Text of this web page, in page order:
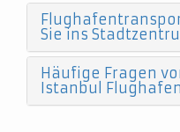
Sie ins
Häufige Fragen
Istanbul